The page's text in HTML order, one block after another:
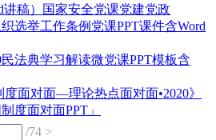
讲稿）国家安全党课党建党政
选举工作条例党课PPT课件含Word
民法典学习解读微党课PPT模板含
面对面—理论热点面对面•2020》
度面对面PPT」
/74 >